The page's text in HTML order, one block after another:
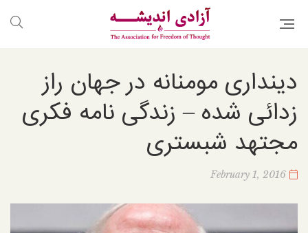
دینداری مومنانه در جهان راز
زدائی شده – زندگی نامه فکری
مجتهد شبستری
February 1, 2016